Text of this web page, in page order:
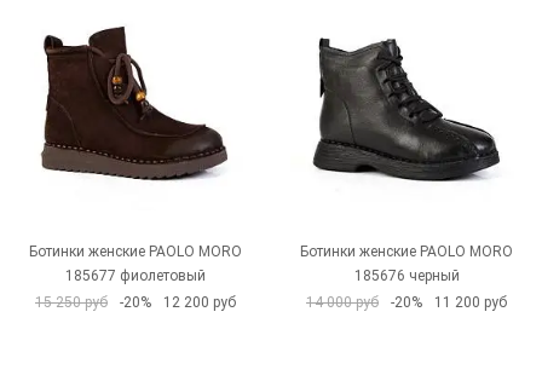
Ботинки женские PAOLO MORO
185677 фиолетовый
15 250 руб
-20% 12 200 руб
Ботинки женские PAOLO MORO
185676 черный
14 000 руб
-20% 11 200 руб